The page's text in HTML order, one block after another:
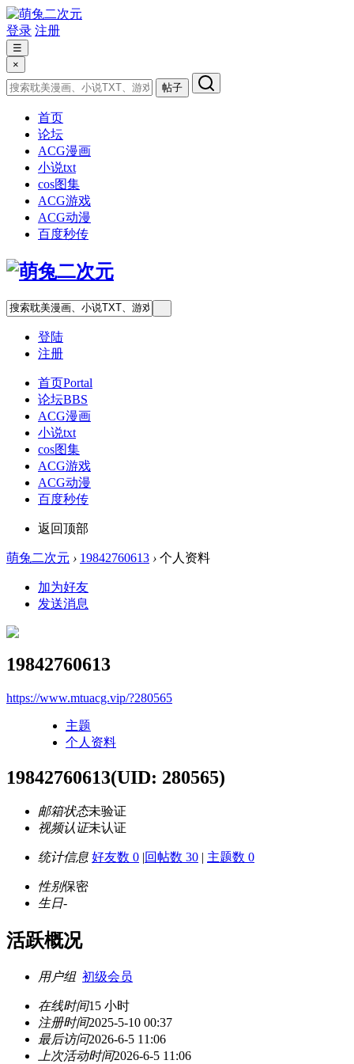
登录 注册
☰
×
帖子
首页
论坛
ACG漫画
小说txt
cos图集
ACG游戏
ACG动漫
百度秒传
登陆
注册
首页Portal
论坛BBS
ACG漫画
小说txt
cos图集
ACG游戏
ACG动漫
百度秒传
返回顶部
萌兔二次元 › 19842760613 › 个人资料
加为好友
发送消息
19842760613
https://www.mtuacg.vip/?280565
主题
个人资料
19842760613(UID: 280565)
邮箱状态未验证
视频认证未认证
统计信息 好友数 0 |回帖数 30 | 主题数 0
性别保密
生日-
活跃概况
用户组 初级会员
在线时间15 小时
注册时间2025-5-10 00:37
最后访问2026-6-5 11:06
上次活动时间2026-6-5 11:06